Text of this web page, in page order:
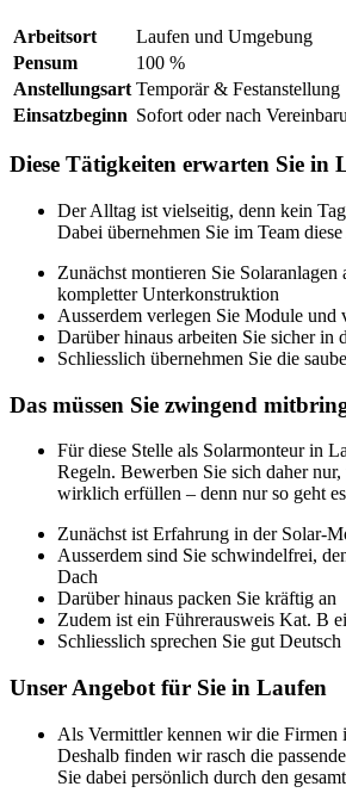
Arbeitsort
Laufen und Umgebung
Pensum
100 %
Anstellungsart Temporär & Festanstellung
Einsatzbeginn Sofort oder nach
Diese Tätigkeiten erwarten Sie in
Der Alltag ist vielseitig, denn kein
Dabei übernehmen Sie im Team
Zunächst montieren Sie
kompletter Unterkonstruktion
Ausserdem verlegen Sie Module und
Darüber hinaus arbeiten Sie sicher in
Schliesslich übernehmen Sie die
Das müssen Sie zwingend
Für diese Stelle als Solarmonteur in
Regeln. Bewerben Sie sich daher
wirklich erfüllen – denn nur so geht
Zunächst ist Erfahrung in der Solar-
Ausserdem sind Sie schwindelfrei,
Dach
Darüber hinaus packen Sie kräftig an
Zudem ist ein Führerausweis Kat. B
Schliesslich sprechen Sie gut Deutsch
Unser Angebot für Sie in Laufen
Als Vermittler kennen wir die Firmen
Deshalb finden wir rasch die
Sie dabei persönlich durch den